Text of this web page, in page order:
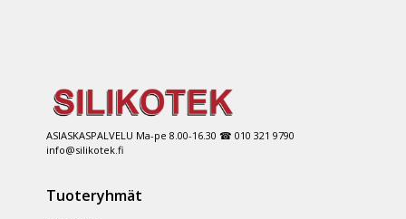
ASIASKASPALVELU Ma-pe 8.00-16.30 ☎ 010 321 9790
info@silikotek.fi
Tuoteryhmät